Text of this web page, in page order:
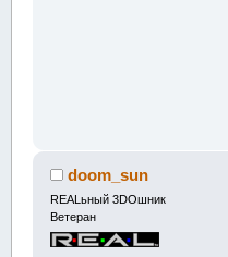
doom_sun
REALьный 3DOшник
Ветеран